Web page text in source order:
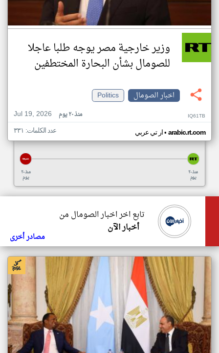
وزير خارجية مصر يوجه طلبا عاجلا
للصومال بشأن البحارة المختطفين
اخبار الصومال
Politics
Jul 19, 2026
منذ ٢٠ يوم IQ61TB
ار تي عربي• arabic.rt.com عدد الكلمات: ٣٣١
منذ ٢٠
يوم
منذ ٢٠
يوم
تابع اخر اخبار الصومال من
أخبار الآن
مصادر أخرى